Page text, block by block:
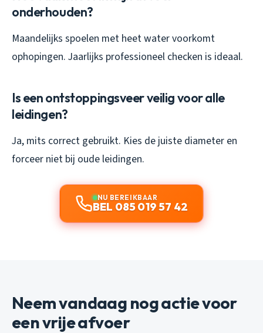
onderhouden?
Maandelijks spoelen met heet water voorkomt
ophopingen. Jaarlijks professioneel checken is ideaal.
Is een ontstoppingsveer veilig voor alle
leidingen?
Ja, mits correct gebruikt. Kies de juiste diameter en
forceer niet bij oude leidingen.
NU BEREIKBAAR
BEL 085 019 57 42
Neem vandaag nog actie voor
een vrije afvoer